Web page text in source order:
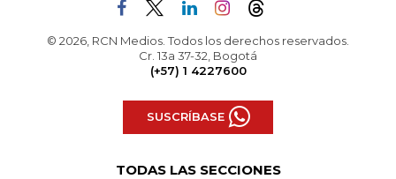
© 2026, RCN Medios. Todos los derechos reservados.
Cr. 13a 37-32, Bogotá
(+57) 1 4227600
SUSCRÍBASE
TODAS LAS SECCIONES